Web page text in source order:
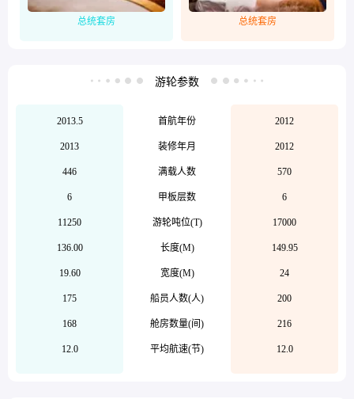
总统套房 总统套房
 游轮参数 
2013.5
2013
446
6
11250
136.00
19.60
175
168
12.0
首航年份
装修年月
满载人数
甲板层数
游轮吨位(T)
长度(M)
宽度(M)
船员人数(人)
舱房数量(间)
平均航速(节)
2012
2012
570
6
17000
149.95
24
200
216
12.0